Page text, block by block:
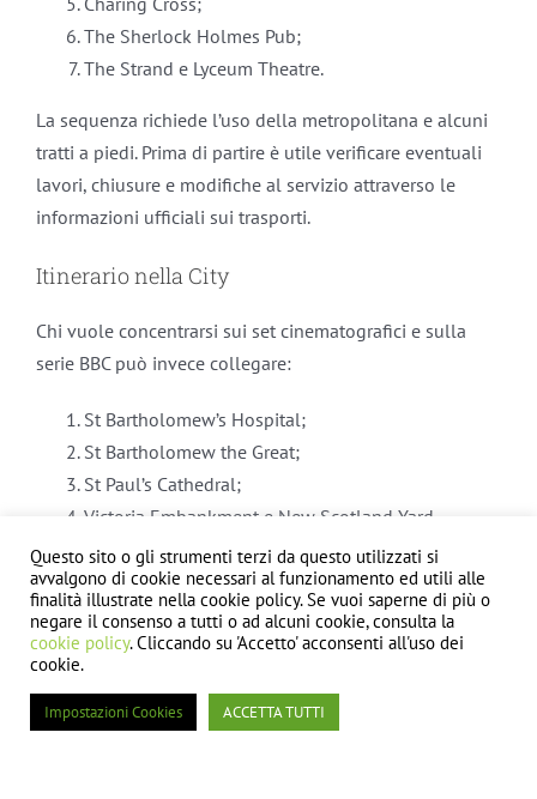
The Sherlock Holmes Pub;
The Strand e Lyceum Theatre.
La sequenza richiede l’uso della metropolitana e alcuni
tratti a piedi. Prima di partire è utile verificare eventuali
lavori, chiusure e modifiche al servizio attraverso le
informazioni ufficiali sui trasporti.
Itinerario nella City
Chi vuole concentrarsi sui set cinematografici e sulla
serie BBC può invece collegare:
St Bartholomew’s Hospital;
St Bartholomew the Great;
St Paul’s Cathedral;
Victoria Embankment e New Scotland Yard.
St Bartholomew the Great e St Bartholomew’s Hospital
sono due luoghi differenti, pur trovandosi nella stessa
zona. La chiesa è stata usata anche nel filmSherlock
Holmes
Un’attività linguistica ispirata a
Questo sito o gli strumenti terzi da questo utilizzati si
avvalgono di cookie necessari al funzionamento ed utili alle
finalità illustrate nella cookie policy. Se vuoi saperne di più o
negare il consenso a tutti o ad alcuni cookie, consulta la
cookie policy. Cliccando su 'Accetto' acconsenti all'uso dei
cookie.
Impostazioni Cookies ACCETTA TUTTI